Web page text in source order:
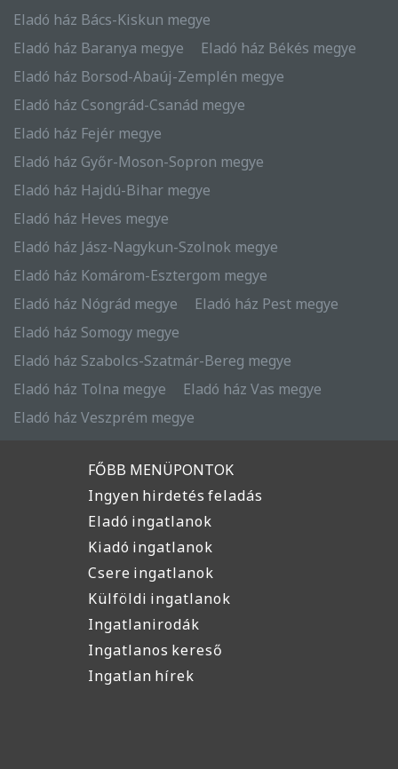
Eladó ház Bács-Kiskun megye
Eladó ház Baranya megye
Eladó ház Békés megye
Eladó ház Borsod-Abaúj-Zemplén megye
Eladó ház Csongrád-Csanád megye
Eladó ház Fejér megye
Eladó ház Győr-Moson-Sopron megye
Eladó ház Hajdú-Bihar megye
Eladó ház Heves megye
Eladó ház Jász-Nagykun-Szolnok megye
Eladó ház Komárom-Esztergom megye
Eladó ház Nógrád megye
Eladó ház Pest megye
Eladó ház Somogy megye
Eladó ház Szabolcs-Szatmár-Bereg megye
Eladó ház Tolna megye
Eladó ház Vas megye
Eladó ház Veszprém megye
FŐBB MENÜPONTOK
Ingyen hirdetés feladás
Eladó ingatlanok
Kiadó ingatlanok
Csere ingatlanok
Külföldi ingatlanok
Ingatlanirodák
Ingatlanos kereső
Ingatlan hírek